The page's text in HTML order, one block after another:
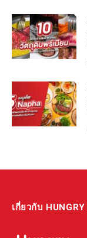
เกี่ยวกับ HUNGRY